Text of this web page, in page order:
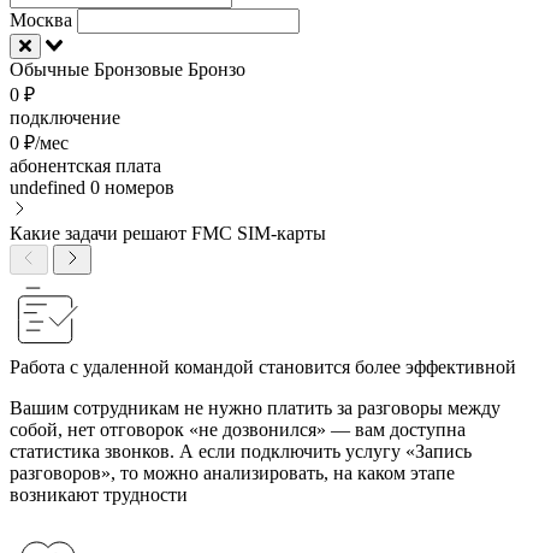
Москва
Обычные Бронзовые Бронзо
0 ₽
подключение
0 ₽/мес
абонентская плата
undefined 0 номеров
Какие задачи решают FMC SIM-карты
Работа с удаленной командой становится более эффективной
Вашим сотрудникам не нужно платить за разговоры между
собой, нет отговорок «не дозвонился» — вам доступна
статистика звонков. А если подключить услугу «Запись
разговоров», то можно анализировать, на каком этапе
возникают трудности